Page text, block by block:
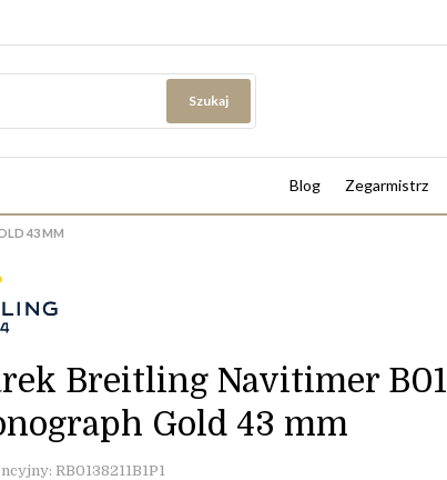
Szukaj
Blog Zegarmistrz
43 MM
Breitling Navitimer B01
Gold 43 mm
RB0138211B1P1